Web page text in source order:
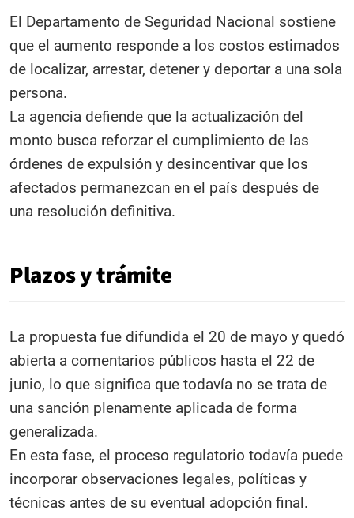
El Departamento de Seguridad Nacional sostiene
que el aumento responde a los costos estimados
de localizar, arrestar, detener y deportar a una sola
persona.
La agencia defiende que la actualización del
monto busca reforzar el cumplimiento de las
órdenes de expulsión y desincentivar que los
afectados permanezcan en el país después de
una resolución definitiva.
Plazos y trámite
La propuesta fue difundida el 20 de mayo y quedó
abierta a comentarios públicos hasta el 22 de
junio, lo que significa que todavía no se trata de
una sanción plenamente aplicada de forma
generalizada.
En esta fase, el proceso regulatorio todavía puede
incorporar observaciones legales, políticas y
técnicas antes de su eventual adopción final.